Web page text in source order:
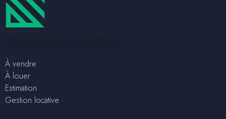
À vendre
À louer
Estimation
Gestion locative